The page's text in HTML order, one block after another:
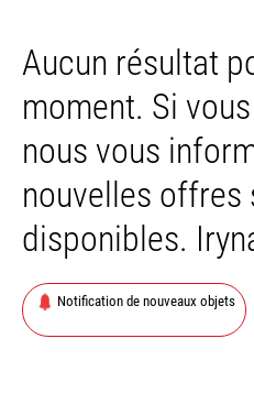
Aucun résultat
moment. Si
nous vous
nouvelles offres
disponibles.
Notification de nouveaux objets